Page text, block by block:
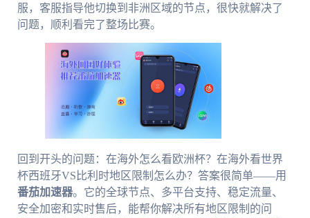
服，客服指导他切换到非洲区域的节点，很快就解决了
问题，顺利看完了整场比赛。
回到开头的问题：在海外怎么看欧洲杯？在海外看世界
杯西班牙VS比利时地区限制怎么办？答案很简单——用
番茄加速器。它的全球节点、多平台支持、稳定流量、
安全加密和实时售后，能帮你解决所有地区限制的问